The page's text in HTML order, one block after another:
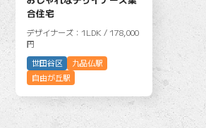
合住宅
デザイナーズ：1LDK / 178,000
円
世田谷区
九品仏駅
自由が丘駅